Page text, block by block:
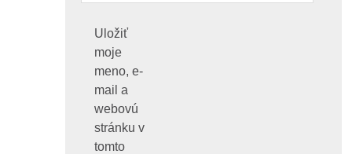
Uložiť
moje
meno, e-
mail a
webovú
stránku v
tomto